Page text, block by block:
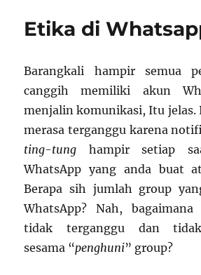
Etika di
Barangkali hampir semua
canggih memiliki akun
menjalin komunikasi, Itu jelas.
merasa terganggu karena
ting-tung hampir setiap
WhatsApp yang anda buat
Berapa sih jumlah group
WhatsApp? Nah, bagaimana
tidak terganggu dan tidak
sesama “penghuni” group?